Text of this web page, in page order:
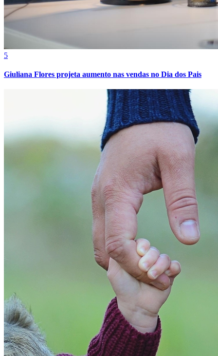
5
Giuliana Flores projeta aumento nas vendas no Dia dos Pais